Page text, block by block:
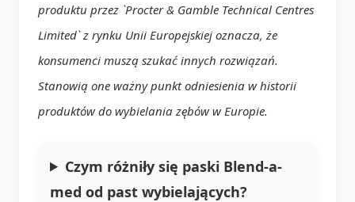
produktu przez `Procter & Gamble Technical Centres
Limited` z rynku Unii Europejskiej oznacza, że
konsumenci muszą szukać innych rozwiązań.
Stanowią one ważny punkt odniesienia w historii
produktów do wybielania zębów w Europie.
Czym różniły się paski Blend-a-
med od past wybielających?